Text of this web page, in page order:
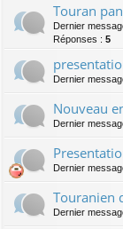
Touran
Dernier
Réponses : 5
Dernier
Nouveau
Dernier
Dernier
Touranien
Dernier